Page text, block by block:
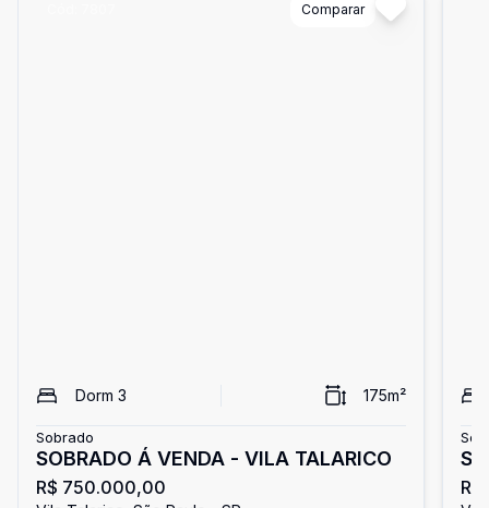
Comparar
Dorm 3 175m²
Sobrado
SOBRADO Á VENDA - VILA TALARICO
R$ 750.000,00